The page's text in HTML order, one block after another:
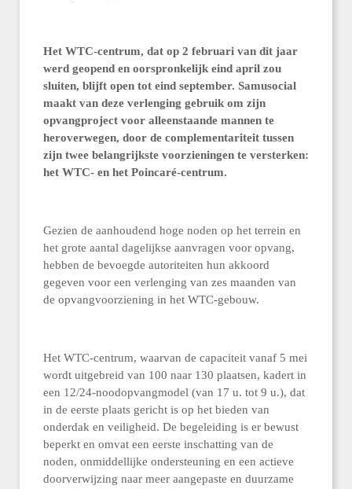
Het WTC-centrum, dat op 2 februari van dit jaar
werd geopend en oorspronkelijk eind april zou
sluiten, blijft open tot eind september. Samusocial
maakt van deze verlenging gebruik om zijn
opvangproject voor alleenstaande mannen te
heroverwegen, door de complementariteit tussen
zijn twee belangrijkste voorzieningen te versterken:
het WTC- en het Poincaré-centrum.
Gezien de aanhoudend hoge noden op het terrein en
het grote aantal dagelijkse aanvragen voor opvang,
hebben de bevoegde autoriteiten hun akkoord
gegeven voor een verlenging van zes maanden van
de opvangvoorziening in het WTC-gebouw.
Het WTC-centrum, waarvan de capaciteit vanaf 5 mei
wordt uitgebreid van 100 naar 130 plaatsen, kadert in
een 12/24-noodopvangmodel (van 17 u. tot 9 u.), dat
in de eerste plaats gericht is op het bieden van
onderdak en veiligheid. De begeleiding is er bewust
beperkt en omvat een eerste inschatting van de
noden, onmiddellijke ondersteuning en een actieve
doorverwijzing naar meer aangepaste en duurzame